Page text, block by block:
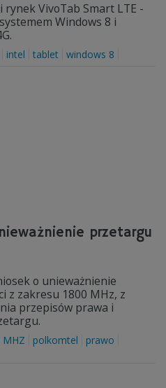
rynek VivoTab Smart LTE -
Windows 8 i
intel tablet windows 8
przetargu
o unieważnienie
z zakresu 1800 MHz, z
przepisów prawa i
MHZ polkomtel
prawo